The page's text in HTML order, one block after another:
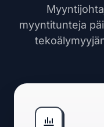
myyntitunteja